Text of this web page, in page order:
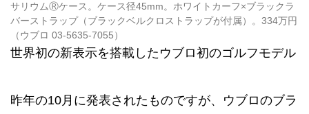
サリウムⓇケース。ケース径45mm。ホワイトカーフ×ブラックラ
バーストラップ（ブラックベルクロストラップが付属）。334万円
（ウブロ 03-5635-7055）
世界初の新表示を搭載したウブロ初のゴルフモデル
昨年の10月に発表されたものですが、ウブロのブラ